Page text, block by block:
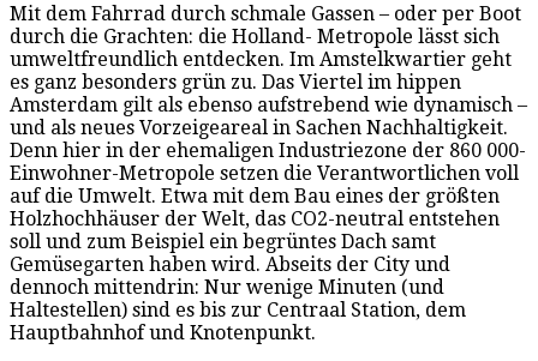
Mit dem Fahrrad durch schmale Gassen – oder per Boot
durch die Grachten: die Holland- Metropole lässt sich
umweltfreundlich entdecken. Im Amstelkwartier geht
es ganz besonders grün zu. Das Viertel im hippen
Amsterdam gilt als ebenso aufstrebend wie dynamisch –
und als neues Vorzeigeareal in Sachen Nachhaltigkeit.
Denn hier in der ehemaligen Industriezone der 860 000-
Einwohner-Metropole setzen die Verantwortlichen voll
auf die Umwelt. Etwa mit dem Bau eines der größten
Holzhochhäuser der Welt, das CO2-neutral entstehen
soll und zum Beispiel ein begrüntes Dach samt
Gemüsegarten haben wird. Abseits der City und
dennoch mittendrin: Nur wenige Minuten (und
Haltestellen) sind es bis zur Centraal Station, dem
Hauptbahnhof und Knotenpunkt.